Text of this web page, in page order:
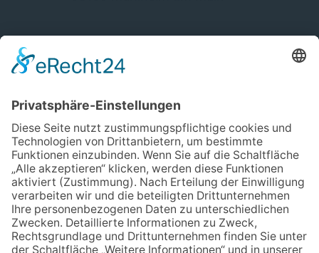
Social
Unverbindliches Erstgespräch
Termin auswählen